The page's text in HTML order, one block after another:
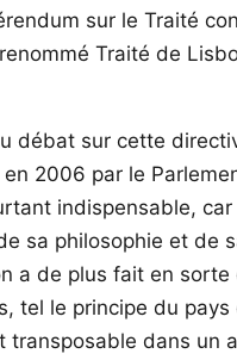
sur le Traité
Traité de
débat sur cette
2006 par le
indispensable,
sa philosophie et de
a de plus fait en sorte
tel le principe du pays
transposable dans un